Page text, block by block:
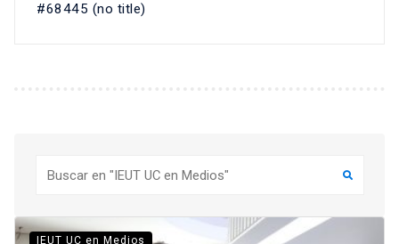
#68445 (no title)
IEUT UC en Medios